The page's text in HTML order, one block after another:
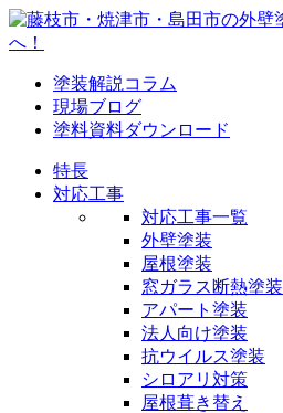
塗装解説コラム
現場ブログ
塗料資料ダウンロード
特長
対応工事
対応工事一覧
外壁塗装
屋根塗装
窓ガラス断熱塗装
アパート塗装
法人向け塗装
抗ウイルス塗装
シロアリ対策
屋根葺き替え